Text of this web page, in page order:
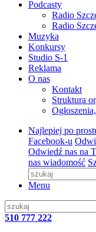
Podcasty
Radio
Radio
Muzyka
Konkursy
Studio S-1
Reklama
O nas
Kontakt
Struktura
Najlepiej po
Facebook-u
Odwiedź nas na
nas wiadomość
Menu
510 777 222